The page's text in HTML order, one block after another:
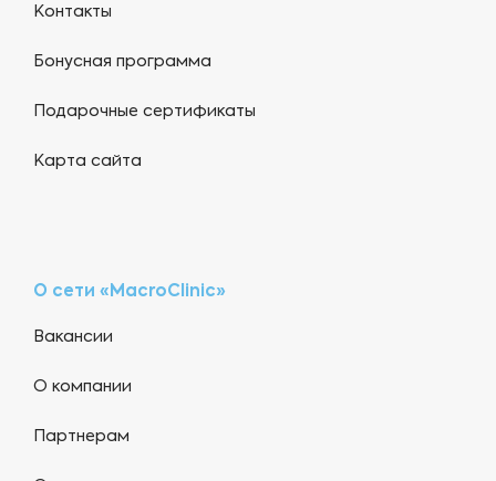
Контакты
Бонусная программа
Подарочные сертификаты
Карта сайта
О сети «MacroClinic»
Вакансии
О компании
Партнерам